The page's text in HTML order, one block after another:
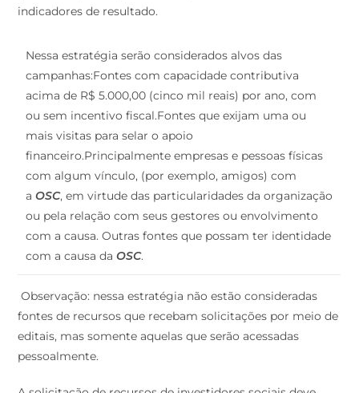
indicadores de resultado.
Nessa estratégia serão considerados alvos das
campanhas:Fontes com capacidade contributiva
acima de R$ 5.000,00 (cinco mil reais) por ano, com
ou sem incentivo fiscal.Fontes que exijam uma ou
mais visitas para selar o apoio
financeiro.Principalmente empresas e pessoas físicas
com algum vínculo, (por exemplo, amigos) com
aOSC, em virtude das particularidades da organização
ou pela relação com seus gestores ou envolvimento
com a causa. Outras fontes que possam ter identidade
com a causa daOSC.
Observação: nessa estratégia não estão consideradas
fontes de recursos que recebam solicitações por meio de
editais, mas somente aquelas que serão acessadas
pessoalmente.